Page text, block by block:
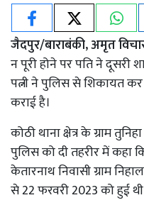
जैदपुर/बाराबंकी, अमृत
न पूरी होने पर पति ने दूसरी
पत्नी ने पुलिस से शिकायत
कराई है।
कोठी थाना क्षेत्र के ग्राम
पुलिस को दी तहरीर में कहा
केतारनाथ निवासी ग्राम
से 22 फरवरी 2023 को हुई